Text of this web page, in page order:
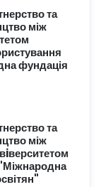
та
між
фундація
та
між